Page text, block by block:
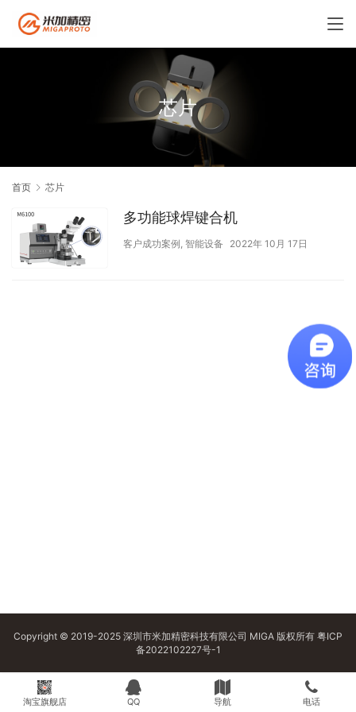
芯片
首页 芯片
多功能球焊键合机
客户成功案例, 智能设备 2022年 10月 17日
Copyright © 2019-2025 深圳市米加精密科技有限公司 MIGA 版权所有 粤ICP
备2022102227号-1
淘宝旗舰店 QQ 导航 电话